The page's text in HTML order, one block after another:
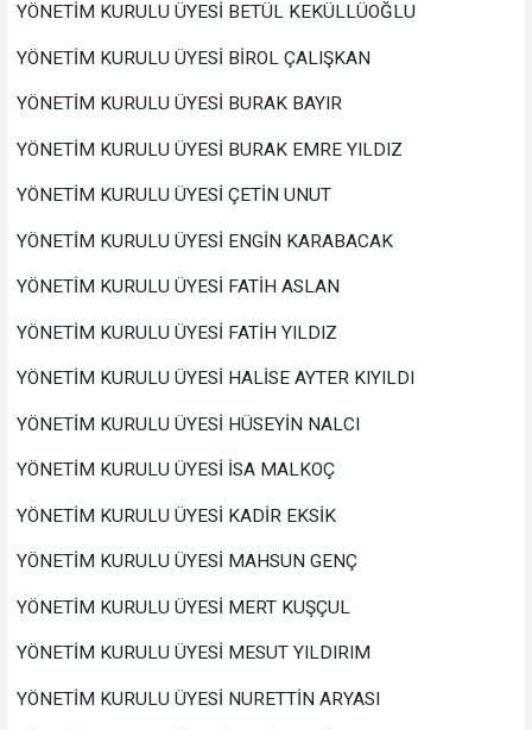
YÖNETİM KURULU ÜYESİ BETÜL KEKÜLLÜOĞLU
YÖNETİM KURULU ÜYESİ BİROL ÇALIŞKAN
YÖNETİM KURULU ÜYESİ BURAK BAYIR
YÖNETİM KURULU ÜYESİ BURAK EMRE YILDIZ
YÖNETİM KURULU ÜYESİ ÇETİN UNUT
YÖNETİM KURULU ÜYESİ ENGİN KARABACAK
YÖNETİM KURULU ÜYESİ FATİH ASLAN
YÖNETİM KURULU ÜYESİ FATİH YILDIZ
YÖNETİM KURULU ÜYESİ HALİSE AYTER KIYILDI
YÖNETİM KURULU ÜYESİ HÜSEYİN NALCI
YÖNETİM KURULU ÜYESİ İSA MALKOÇ
YÖNETİM KURULU ÜYESİ KADİR EKSİK
YÖNETİM KURULU ÜYESİ MAHSUN GENÇ
YÖNETİM KURULU ÜYESİ MERT KUŞÇUL
YÖNETİM KURULU ÜYESİ MESUT YILDIRIM
YÖNETİM KURULU ÜYESİ NURETTİN ARYASI